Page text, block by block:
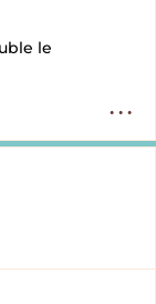
fiche
le